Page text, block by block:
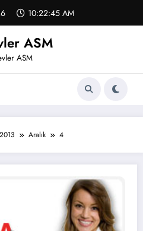
10:22:45 AM
ASM
ASM
2013 Aralık 4